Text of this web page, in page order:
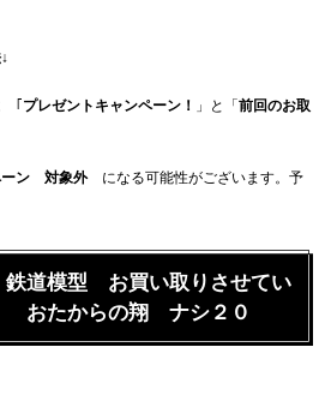
↓
｢ プレゼントキャンペーン！ 」と「 前回のお取
ーン 対象外 になる可能性がございます。予
道模型 お買い取りさせてい
おたからの翔 ナシ２０